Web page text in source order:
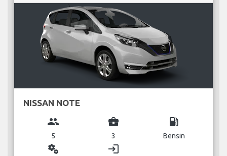
NISSAN NOTE
group
5
business_center
3
local_gas_station
Bensin
miscellaneous_services login